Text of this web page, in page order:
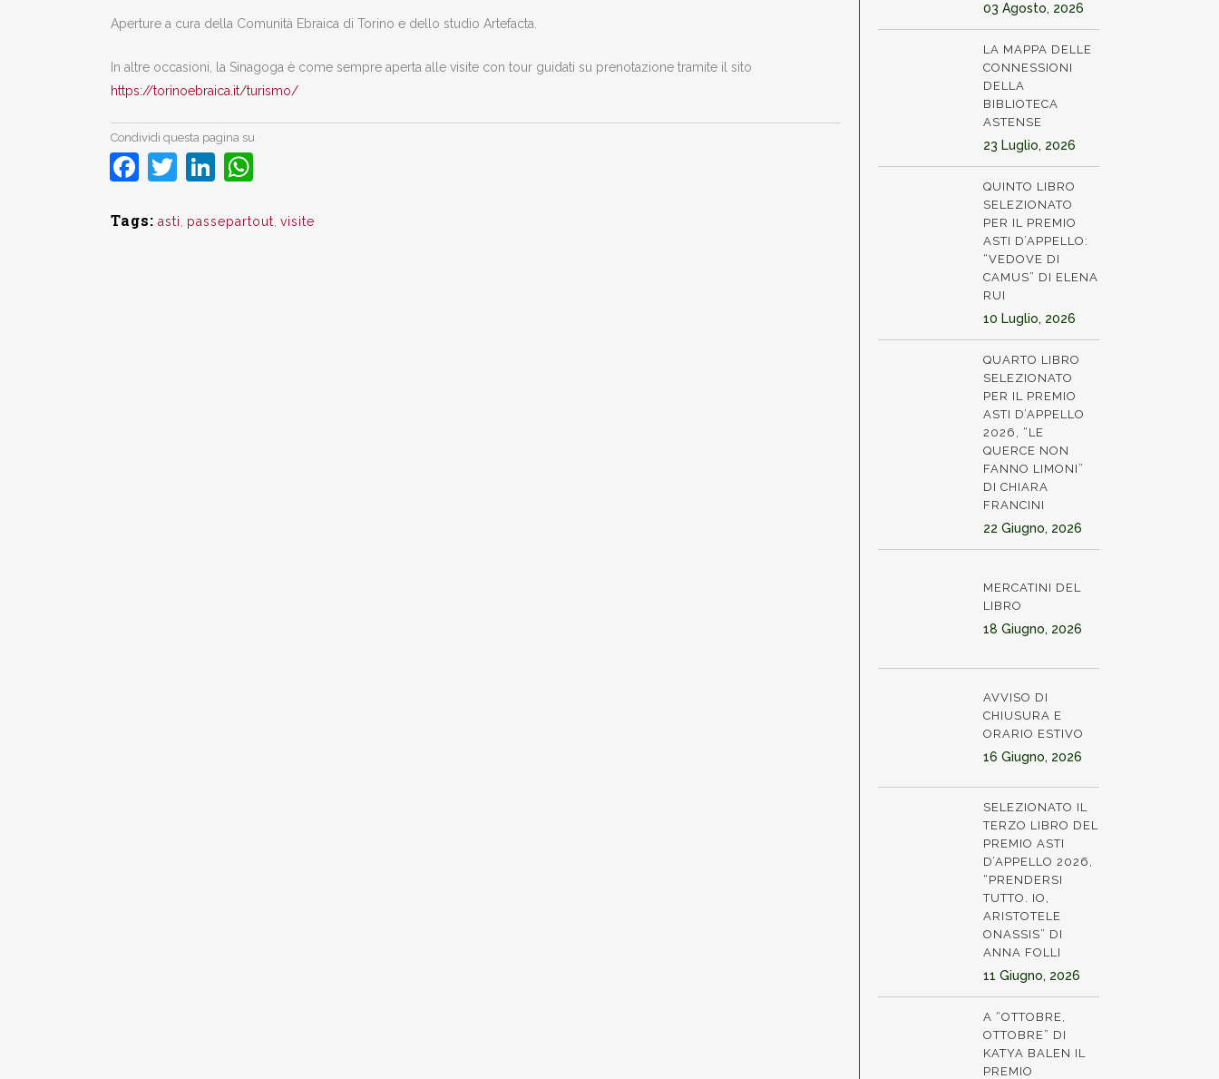
Aperture a cura della Comunità Ebraica di Torino e dello studio Artefacta.
In altre occasioni, la Sinagoga è come sempre aperta alle visite con tour guidati su prenotazione tramite il sito
https://torinoebraica.it/turismo/
Condividi questa pagina su
Facebook
TwitterLinkedIn
Tags: asti passepartout visite
03 Agosto, 2026
LA MAPPA DELLE
CONNESSIONI
DELLA
BIBLIOTECA
ASTENSE
23 Luglio, 2026
QUINTO LIBRO
SELEZIONATO
PER IL PREMIO
ASTI D’APPELLO:
“VEDOVE DI
CAMUS” DI ELENA
RUI
10 Luglio, 2026
QUARTO LIBRO
SELEZIONATO
PER IL PREMIO
ASTI D’APPELLO
2026, “LE
QUERCE NON
FANNO LIMONI”
DI CHIARA
FRANCINI
22 Giugno, 2026
MERCATINI DEL
LIBRO
18 Giugno, 2026
AVVISO DI
CHIUSURA E
ORARIO ESTIVO
16 Giugno, 2026
SELEZIONATO IL
TERZO LIBRO DEL
PREMIO ASTI
D’APPELLO 2026,
“PRENDERSI
TUTTO. IO,
ARISTOTELE
ONASSIS” DI
ANNA FOLLI
11 Giugno, 2026
A “OTTOBRE,
OTTOBRE” DI
KATYA BALEN IL
PREMIO